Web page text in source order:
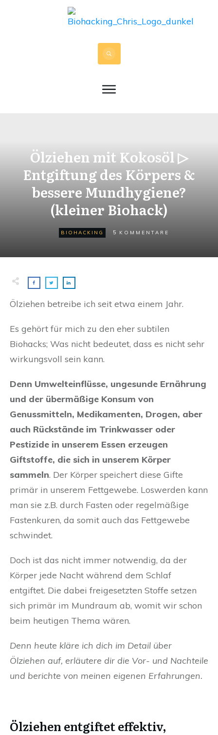
Ölziehen mit Kokosöl ▷
Entgiftung des Körpers &
bessere Mundhygiene?
(kleiner Biohack)
BIOHACKING 5 KOMMENTARE
Ölziehen betreibe ich seit etwa einem Jahr.
Es gehört für mich zu den eher subtilen
Biohacks; Was nicht bedeutet, dass es nicht sehr
wirkungsvoll sein kann.
Denn Umwelteinflüsse, ungesunde Ernährung
und der übermäßige Konsum von
Genussmitteln, Medikamenten, Drogen, aber
auch Rückstände im Trinkwasser oder
Pestizide in unserem Essen erzeugen
Giftstoffe, die sich in unserem Körper
sammeln. Der Körper speichert diese Gifte
primär in unserem Fettgewebe. Loswerden kann
man sie z.B. durch Fasten oder regelmäßige
Fastenkuren, da somit auch das Fettgewebe
schwindet.
Doch ist das nicht immer notwendig, da der
Körper jede Nacht während dem Schlaf
entgiftet. Die dabei freigesetzten Stoffe setzen
sich primär im Mundraum ab, womit wir schon
beim heutigen Thema wären.
Denn heute kläre ich dich im Detail über
Ölziehen auf, erläutere dir die Vor- und Nachteile
und berichte von meinen eigenen Erfahrungen.
Ölziehen entgiftet effektiv,